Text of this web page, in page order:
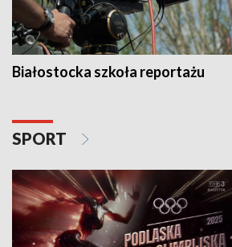
Białostocka szkoła reportażu
SPORT